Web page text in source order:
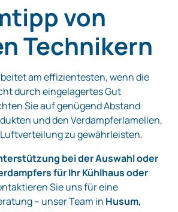
von
Technikern
am effizientesten, wenn die
durch eingelagertes Gut
Sie auf genügend Abstand
und den Verdampferlamellen,
zu gewährleisten.
bei der Auswahl oder
für Ihr Kühlhaus oder
Sie uns für eine
– unser Team in Husum,